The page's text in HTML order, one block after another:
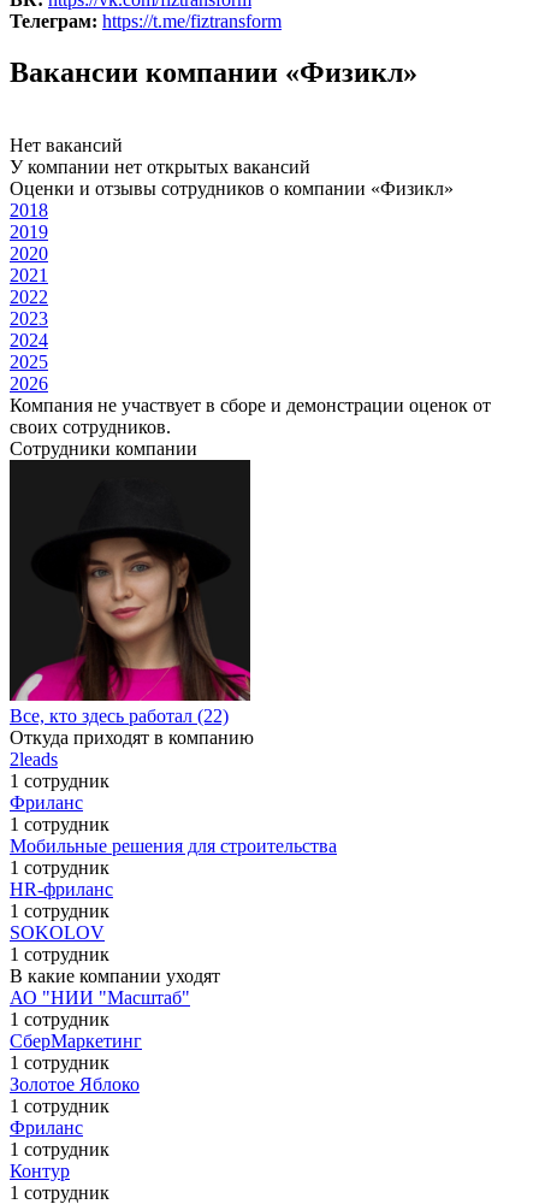
Телеграм: https://t.me/fiztransform
Вакансии компании «Физикл»
Нет вакансий
У компании нет открытых вакансий
Оценки и отзывы сотрудников о компании «Физикл»
2018
2019
2020
2021
2022
2023
2024
2025
2026
Компания не участвует в сборе и демонстрации оценок от
своих сотрудников.
Сотрудники компании
Все, кто здесь работал (22)
Откуда приходят в компанию
2leads
1 сотрудник
Фриланс
1 сотрудник
Мобильные решения для строительства
1 сотрудник
HR-фриланс
1 сотрудник
SOKOLOV
1 сотрудник
В какие компании уходят
АО "НИИ "Масштаб"
1 сотрудник
СберМаркетинг
1 сотрудник
Золотое Яблоко
1 сотрудник
Фриланс
1 сотрудник
Контур
1 сотрудник